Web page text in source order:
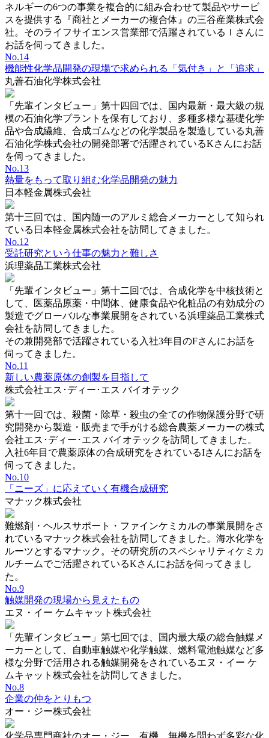
ネルギーの6つの事業を複合的に組み合わせて製品やサービ
スを提供する『商社とメーカーの複合体』の三谷産業株式会
社。そのライフサイエンス営業部で活躍されているＩさんに
お話を伺ってきました。
No.14
機能性化学品開発の現場で求められる「気付き」と「追求」
丸善石油化学株式会社
「先輩インタビュー」第十四回では、国内最新・最大級の規
模の石油化学プラントを保有しており、多種多様な基礎化学
品や合成繊維、合成ゴムなどの化学製品を製造している丸善
石油化学株式会社の開発部署で活躍されているKさんにお話
を伺ってきました。
No.13
熱量をもって取り組む化学品開発の魅力
日本軽金属株式会社
第十三回では、国内随一のアルミ総合メーカーとして知られ
ている日本軽金属株式会社を訪問してきました。
No.12
受託研究という仕事の魅力と難しさ
浜理薬品工業株式会社
「先輩インタビュー」第十二回では、合成化学を中核技術と
して、医薬品原薬・中間体、健康食品や化粧品の有効成分の
製造でグローバルな事業展開をされている浜理薬品工業株式
会社を訪問してきました。
その兼開発部で活躍されている入社3年目のFさんにお話を
伺ってきました。
No.11
新しい農薬原体の創製を目指して
株式会社エス･ディー･エス バイオテック
第十一回では、殺菌・除草・殺虫の全ての作物保護分野で研
究開発から製造・販売まで手がける総合農薬メーカーの株式
会社エス･ディー･エス バイオテックを訪問してきました。
入社6年目で農薬原体の合成研究をされているIさんにお話を
伺ってきました。
No.10
「ニーズ」に応えていく有機合成研究
マナック株式会社
難燃剤・ヘルスサポート・ファインケミカルの事業展開をさ
れているマナック株式会社を訪問してきました。海水化学を
ルーツとするマナック。その研究所のスペシャリティケミカ
ルチームでご活躍されているKさんにお話を伺ってきまし
た。
No.9
触媒開発の現場から見えたもの
エヌ・イー ケムキャット株式会社
「先輩インタビュー」第七回では、国内最大級の総合触媒メ
ーカーとして、自動車触媒や化学触媒、燃料電池触媒など多
様な分野で活用される触媒開発をされているエヌ・イー ケ
ムキャット株式会社を訪問してきました。
No.8
企業の仲をとりもつ
オー・ジー株式会社
化学品専門商社のオー・ジー。有機、無機を問わず多彩な化